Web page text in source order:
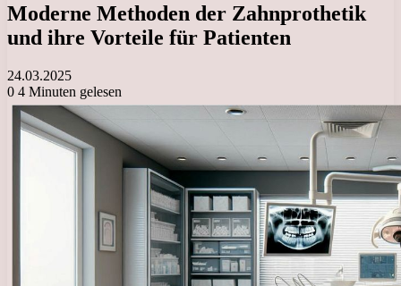
Moderne Methoden der Zahnprothetik
und ihre Vorteile für Patienten
24.03.2025
0 4 Minuten gelesen